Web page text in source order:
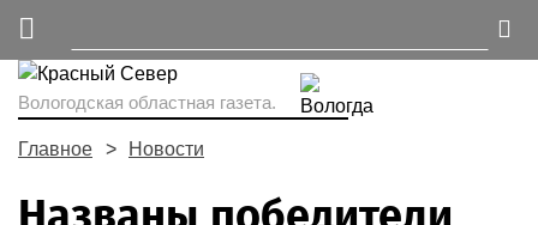
Вологодская областная газета.
Главное Новости